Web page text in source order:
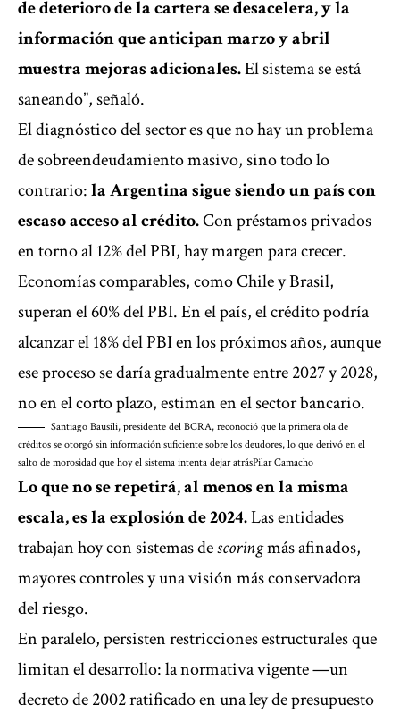
de deterioro de la cartera se desacelera, y la
información que anticipan marzo y abril
muestra mejoras adicionales.El sistema se está
saneando”, señaló.
El diagnóstico del sector es que no hay un problema
de sobreendeudamiento masivo, sino todo lo
contrario:la Argentina sigue siendo un país con
escaso acceso al crédito.Con préstamos privados
en torno al 12% del PBI, hay margen para crecer.
Economías comparables, como Chile y Brasil,
superan el 60% del PBI. En el país, el crédito podría
alcanzar el 18% del PBI en los próximos años, aunque
ese proceso se daría gradualmente entre 2027 y 2028,
no en el corto plazo, estiman en el sector bancario.
Santiago Bausili, presidente del BCRA, reconoció que la primera ola de
créditos se otorgó sin información suficiente sobre los deudores, lo que derivó en el
salto de morosidad que hoy el sistema intenta dejar atrásPilar Camacho
Lo que no se repetirá, al menos en la misma
escala, es la explosión de 2024.Las entidades
trabajan hoy con sistemas descoringmás afinados,
mayores controles y una visión más conservadora
del riesgo.
En paralelo, persisten restricciones estructurales que
limitan el desarrollo: la normativa vigente —un
decreto de 2002 ratificado en una ley de presupuesto